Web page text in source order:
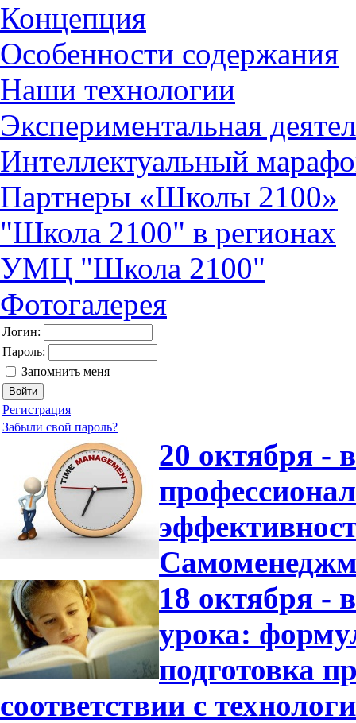
Концепция
Особенности содержания
Наши технологии
Экспериментальная
Интеллектуальный
Партнеры «Школы 2100»
"Школа 2100" в регионах
УМЦ "Школа 2100"
Фотогалерея
Логин:
Пароль:
Запомнить меня
Регистрация
Забыли свой пароль?
20 октября -
18 октября -
урока:
подготовка
соответствии с